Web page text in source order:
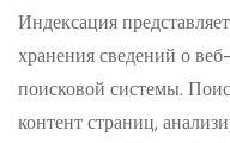
Индексация
хранения сведений о
поисковой системы.
контент страниц,